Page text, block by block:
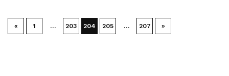
« 1 … 203 204 205 … 207 »